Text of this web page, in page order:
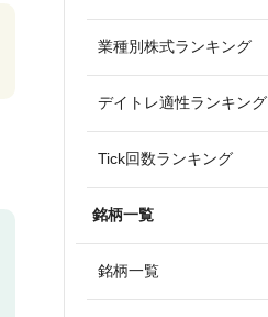
業種別株式ランキング
デイトレ適性ランキング
Tick回数ランキング
銘柄一覧
銘柄一覧